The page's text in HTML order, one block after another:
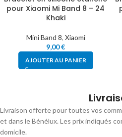
pour Xiaomi Mi Band 8 – 24
Khaki
Mini Band 8, Xiaomi
9,00€
AJOUTER AU PANIER
Livraison offerte pour toutes vos
et dans le Bénélux. Les prix indiqués
domicile.